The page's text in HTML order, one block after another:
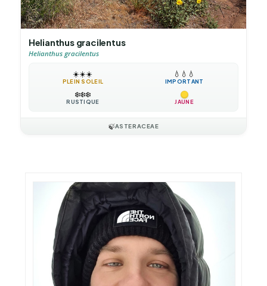
Helianthus gracilentus
Helianthus gracilentus
☀️☀️☀️
PLEIN SOLEIL
💧 💧 💧
IMPORTANT
❄️❄️❄️
RUSTIQUE JAUNE
🍃ASTERACEAE